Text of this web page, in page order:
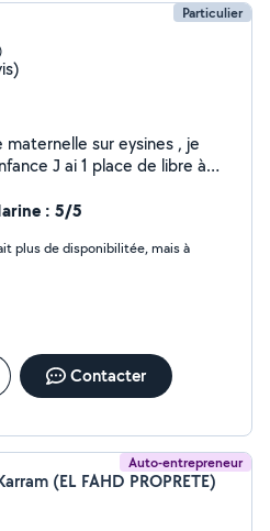
Particulier
maternelle sur eysines , je
de libre à
pas à me
: 5/5
plus de disponibilitée, mais à
Contacter
Auto-entrepreneur
(EL FAHD PROPRETE)